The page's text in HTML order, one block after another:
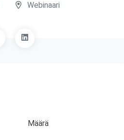
Webinaari
Määrä